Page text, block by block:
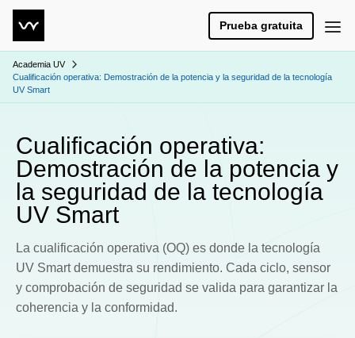
Prueba gratuita
Academia UV
Cualificación operativa: Demostración de la potencia y la seguridad de la tecnología
UV Smart
Cualificación operativa:
Demostración de la potencia y
la seguridad de la tecnología
UV Smart
La cualificación operativa (OQ) es donde la tecnología
UV Smart demuestra su rendimiento. Cada ciclo, sensor
y comprobación de seguridad se valida para garantizar la
coherencia y la conformidad.